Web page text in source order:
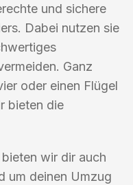
und sichere
Dabei nutzen sie
Ganz
oder einen Flügel
bieten die
wir dir auch
um deinen Umzug